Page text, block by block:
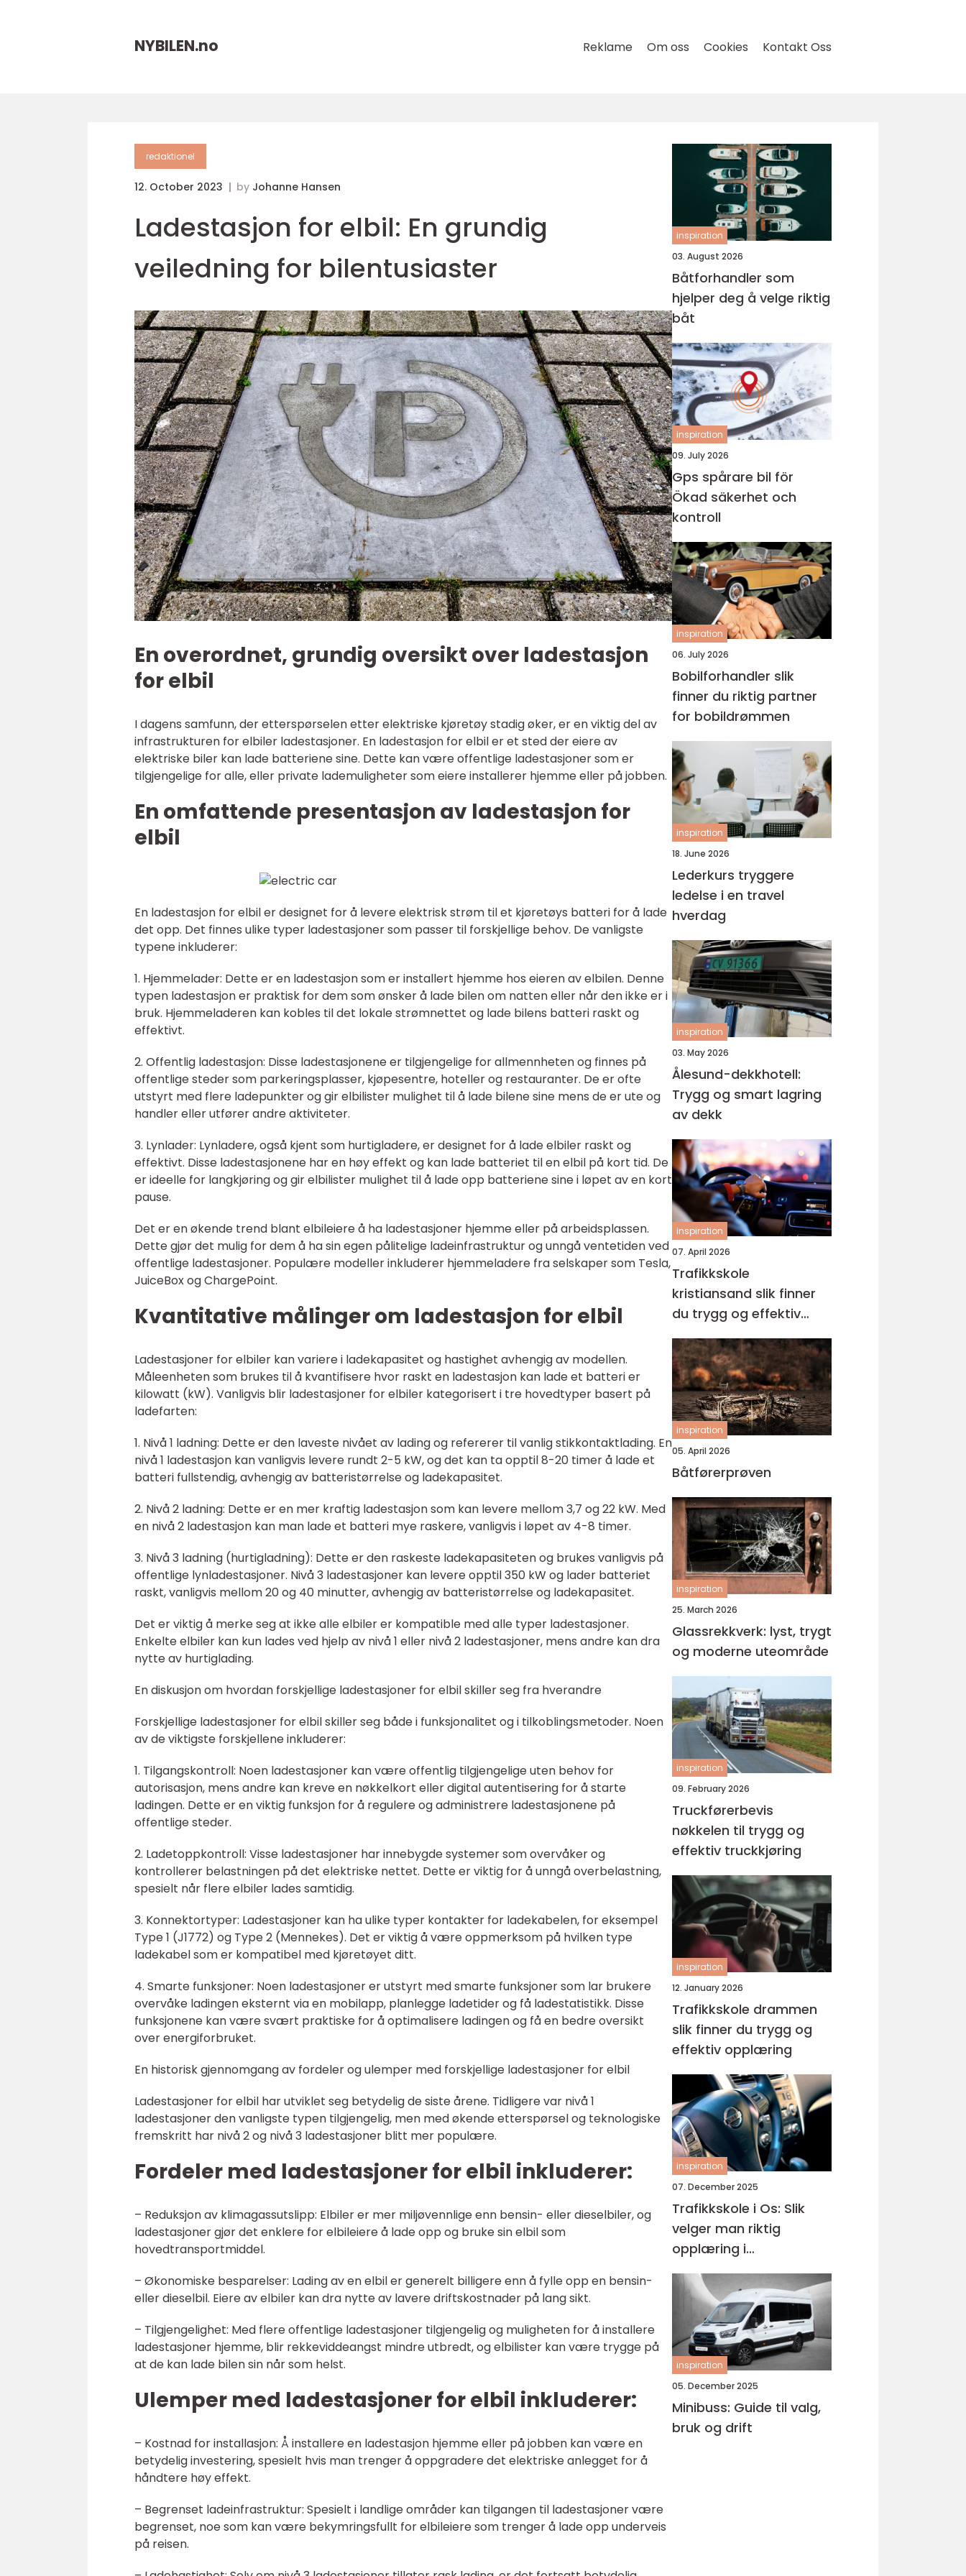
NYBILEN.no Reklame Om oss Cookies Kontakt Oss
redaktionel
12. October 2023 by Johanne Hansen
Ladestasjon for elbil: En grundig
veiledning for bilentusiaster
En overordnet, grundig oversikt over ladestasjon
for elbil
I dagens samfunn, der etterspørselen etter elektriske kjøretøy stadig øker, er en viktig del av
infrastrukturen for elbiler ladestasjoner. En ladestasjon for elbil er et sted der eiere av
elektriske biler kan lade batteriene sine. Dette kan være offentlige ladestasjoner som er
tilgjengelige for alle, eller private lademuligheter som eiere installerer hjemme eller på jobben.
En omfattende presentasjon av ladestasjon for
elbil
En ladestasjon for elbil er designet for å levere elektrisk strøm til et kjøretøys batteri for å lade
det opp. Det finnes ulike typer ladestasjoner som passer til forskjellige behov. De vanligste
typene inkluderer:
1. Hjemmelader: Dette er en ladestasjon som er installert hjemme hos eieren av elbilen. Denne
typen ladestasjon er praktisk for dem som ønsker å lade bilen om natten eller når den ikke er i
bruk. Hjemmeladeren kan kobles til det lokale strømnettet og lade bilens batteri raskt og
effektivt.
2. Offentlig ladestasjon: Disse ladestasjonene er tilgjengelige for allmennheten og finnes på
offentlige steder som parkeringsplasser, kjøpesentre, hoteller og restauranter. De er ofte
utstyrt med flere ladepunkter og gir elbilister mulighet til å lade bilene sine mens de er ute og
handler eller utfører andre aktiviteter.
3. Lynlader: Lynladere, også kjent som hurtigladere, er designet for å lade elbiler raskt og
effektivt. Disse ladestasjonene har en høy effekt og kan lade batteriet til en elbil på kort tid. De
er ideelle for langkjøring og gir elbilister mulighet til å lade opp batteriene sine i løpet av en kort
pause.
Det er en økende trend blant elbileiere å ha ladestasjoner hjemme eller på arbeidsplassen.
Dette gjør det mulig for dem å ha sin egen pålitelige ladeinfrastruktur og unngå ventetiden ved
offentlige ladestasjoner. Populære modeller inkluderer hjemmeladere fra selskaper som Tesla,
JuiceBox og ChargePoint.
Kvantitative målinger om ladestasjon for elbil
Ladestasjoner for elbiler kan variere i ladekapasitet og hastighet avhengig av modellen.
Måleenheten som brukes til å kvantifisere hvor raskt en ladestasjon kan lade et batteri er
kilowatt (kW). Vanligvis blir ladestasjoner for elbiler kategorisert i tre hovedtyper basert på
ladefarten:
1. Nivå 1 ladning: Dette er den laveste nivået av lading og refererer til vanlig stikkontaktlading. En
nivå 1 ladestasjon kan vanligvis levere rundt 2-5 kW, og det kan ta opptil 8-20 timer å lade et
batteri fullstendig, avhengig av batteristørrelse og ladekapasitet.
2. Nivå 2 ladning: Dette er en mer kraftig ladestasjon som kan levere mellom 3,7 og 22 kW. Med
en nivå 2 ladestasjon kan man lade et batteri mye raskere, vanligvis i løpet av 4-8 timer.
3. Nivå 3 ladning (hurtigladning): Dette er den raskeste ladekapasiteten og brukes vanligvis på
offentlige lynladestasjoner. Nivå 3 ladestasjoner kan levere opptil 350 kW og lader batteriet
raskt, vanligvis mellom 20 og 40 minutter, avhengig av batteristørrelse og ladekapasitet.
Det er viktig å merke seg at ikke alle elbiler er kompatible med alle typer ladestasjoner.
Enkelte elbiler kan kun lades ved hjelp av nivå 1 eller nivå 2 ladestasjoner, mens andre kan dra
nytte av hurtiglading.
En diskusjon om hvordan forskjellige ladestasjoner for elbil skiller seg fra hverandre
Forskjellige ladestasjoner for elbil skiller seg både i funksjonalitet og i tilkoblingsmetoder. Noen
av de viktigste forskjellene inkluderer:
1. Tilgangskontroll: Noen ladestasjoner kan være offentlig tilgjengelige uten behov for
autorisasjon, mens andre kan kreve en nøkkelkort eller digital autentisering for å starte
ladingen. Dette er en viktig funksjon for å regulere og administrere ladestasjonene på
offentlige steder.
2. Ladetoppkontroll: Visse ladestasjoner har innebygde systemer som overvåker og
kontrollerer belastningen på det elektriske nettet. Dette er viktig for å unngå overbelastning,
spesielt når flere elbiler lades samtidig.
3. Konnektortyper: Ladestasjoner kan ha ulike typer kontakter for ladekabelen, for eksempel
Type 1 (J1772) og Type 2 (Mennekes). Det er viktig å være oppmerksom på hvilken type
ladekabel som er kompatibel med kjøretøyet ditt.
4. Smarte funksjoner: Noen ladestasjoner er utstyrt med smarte funksjoner som lar brukere
overvåke ladingen eksternt via en mobilapp, planlegge ladetider og få ladestatistikk. Disse
funksjonene kan være svært praktiske for å optimalisere ladingen og få en bedre oversikt
over energiforbruket.
En historisk gjennomgang av fordeler og ulemper med forskjellige ladestasjoner for elbil
Ladestasjoner for elbil har utviklet seg betydelig de siste årene. Tidligere var nivå 1
ladestasjoner den vanligste typen tilgjengelig, men med økende etterspørsel og teknologiske
fremskritt har nivå 2 og nivå 3 ladestasjoner blitt mer populære.
Fordeler med ladestasjoner for elbil inkluderer:
– Reduksjon av klimagassutslipp: Elbiler er mer miljøvennlige enn bensin- eller dieselbiler, og
ladestasjoner gjør det enklere for elbileiere å lade opp og bruke sin elbil som
hovedtransportmiddel.
– Økonomiske besparelser: Lading av en elbil er generelt billigere enn å fylle opp en bensin-
eller dieselbil. Eiere av elbiler kan dra nytte av lavere driftskostnader på lang sikt.
– Tilgjengelighet: Med flere offentlige ladestasjoner tilgjengelig og muligheten for å installere
ladestasjoner hjemme, blir rekkeviddeangst mindre utbredt, og elbilister kan være trygge på
at de kan lade bilen sin når som helst.
Ulemper med ladestasjoner for elbil inkluderer:
– Kostnad for installasjon: Å installere en ladestasjon hjemme eller på jobben kan være en
betydelig investering, spesielt hvis man trenger å oppgradere det elektriske anlegget for å
håndtere høy effekt.
– Begrenset ladeinfrastruktur: Spesielt i landlige områder kan tilgangen til ladestasjoner være
begrenset, noe som kan være bekymringsfullt for elbileiere som trenger å lade opp underveis
på reisen.
inspiration
03. August 2026
Båtforhandler som
hjelper deg å velge riktig
båt
inspiration
09. July 2026
Gps spårare bil för
Ökad säkerhet och
kontroll
inspiration
06. July 2026
Bobilforhandler slik
finner du riktig partner
for bobildrømmen
inspiration
18. June 2026
Lederkurs tryggere
ledelse i en travel
hverdag
inspiration
03. May 2026
Ålesund-dekkhotell:
Trygg og smart lagring
av dekk
inspiration
07. April 2026
Trafikkskole
kristiansand slik finner
du trygg og effektiv
opplæring
inspiration
05. April 2026
Båtførerprøven
inspiration
25. March 2026
Glassrekkverk: lyst, trygt
og moderne uteområde
inspiration
09. February 2026
Truckførerbevis
nøkkelen til trygg og
effektiv truckkjøring
inspiration
12. January 2026
Trafikkskole drammen
slik finner du trygg og
effektiv opplæring
inspiration
07. December 2025
Trafikkskole i Os: Slik
velger man riktig
opplæring i
Bjørnafjorden
inspiration
05. December 2025
Minibuss: Guide til valg,
bruk og drift